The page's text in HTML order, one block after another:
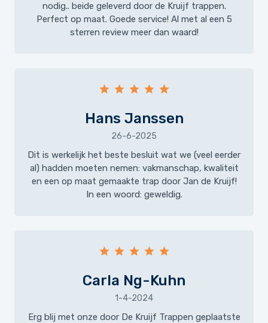
nodig.. beide geleverd door de Kruijf trappen.
Perfect op maat. Goede service! Al met al een 5
sterren review meer dan waard!
Hans Janssen
26-6-2025
Dit is werkelijk het beste besluit wat we (veel eerder
al) hadden moeten nemen: vakmanschap, kwaliteit
en een op maat gemaakte trap door Jan de Kruijf!
In een woord: geweldig.
Carla Ng-Kuhn
1-4-2024
Erg blij met onze door De Kruijf Trappen geplaatste